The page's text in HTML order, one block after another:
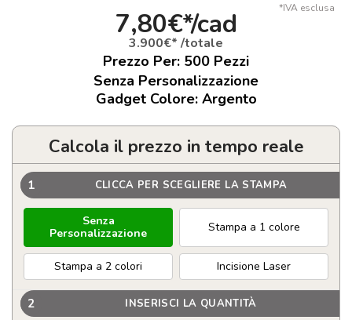
*IVA esclusa
7,80€*/cad
3.900€* /totale
Prezzo Per: 500 Pezzi
Senza Personalizzazione
Gadget Colore: Argento
Calcola il prezzo in tempo reale
1 CLICCA PER SCEGLIERE LA STAMPA
Senza
Personalizzazione
Stampa a 1 colore
Stampa a 2 colori Incisione Laser
2 INSERISCI LA QUANTITÀ